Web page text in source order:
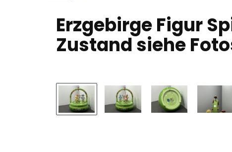
Erzgebirge Figur
Zustand siehe
Bildergalerie überspringen